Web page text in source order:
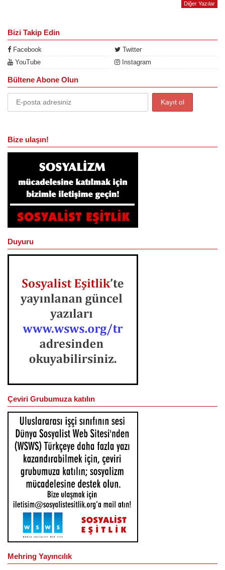
Diğer Yazılar
Bizi Takip Edin
Facebook
Twitter
YouTube
Instagram
Bültene Abone Olun
Bize ulaşın!
Duyuru
Çeviri Grubumuza katılın
Mehring Yayıncılık